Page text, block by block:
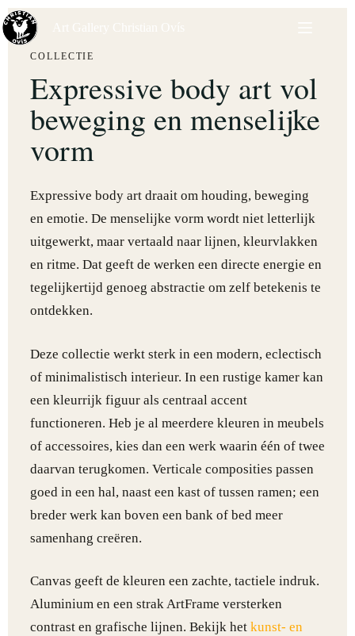
COLLECTIE
Expressive body art vol
beweging en menselijke
vorm
Expressive body art draait om houding, beweging
en emotie. De menselijke vorm wordt niet letterlijk
uitgewerkt, maar vertaald naar lijnen, kleurvlakken
en ritme. Dat geeft de werken een directe energie en
tegelijkertijd genoeg abstractie om zelf betekenis te
ontdekken.
Deze collectie werkt sterk in een modern, eclectisch
of minimalistisch interieur. In een rustige kamer kan
een kleurrijk figuur als centraal accent
functioneren. Heb je al meerdere kleuren in meubels
of accessoires, kies dan een werk waarin één of twee
daarvan terugkomen. Verticale composities passen
goed in een hal, naast een kast of tussen ramen; een
breder werk kan boven een bank of bed meer
samenhang creëren.
Canvas geeft de kleuren een zachte, tactiele indruk.
Aluminium en een strak ArtFrame versterken
contrast en grafische lijnen. Bekijk het kunst- en